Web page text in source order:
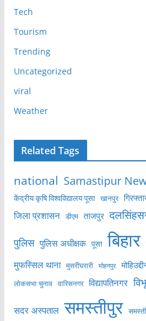
Tech
Tourism
Trending
Uncategorized
viral
Weather
Related Tags
national Samastipur
केंद्रीय कृषि विश्वविद्यालय पूसा खानपुर
जिला प्रशासन डीएम ताजपुर
पुलिस पुलिस अधीक्षक पूसा बिहार
मुफस्सिल थाना मुसरीघरारी मोहनपुर
लोकसभा चुनाव वारिसनगर विद्यापतिनगर
सदर अस्पताल समस्तीपुर